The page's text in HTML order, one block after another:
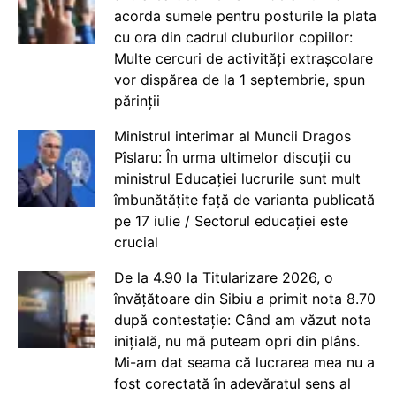
acorda sumele pentru posturile la plata
cu ora din cadrul cluburilor copiilor:
Multe cercuri de activități extrașcolare
vor dispărea de la 1 septembrie, spun
părinții
Ministrul interimar al Muncii Dragos
Pîslaru: În urma ultimelor discuții cu
ministrul Educației lucrurile sunt mult
îmbunătățite față de varianta publicată
pe 17 iulie / Sectorul educației este
crucial
De la 4.90 la Titularizare 2026, o
învățătoare din Sibiu a primit nota 8.70
după contestație: Când am văzut nota
inițială, nu mă puteam opri din plâns.
Mi-am dat seama că lucrarea mea nu a
fost corectată în adevăratul sens al